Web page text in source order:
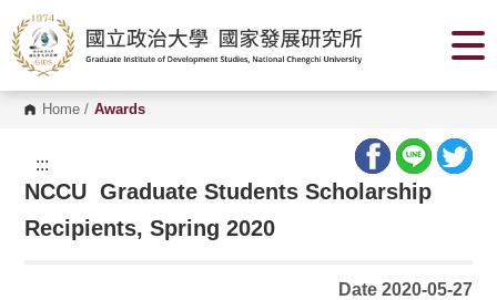
o
t
o
Home / Awards
:::
NCCU Graduate Students Scholarship
Recipients, Spring 2020
Date 2020-05-27